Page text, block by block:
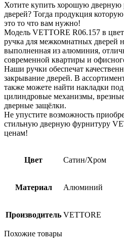
Хотите купить хорошую
дверей? Тогда продукция
это то что вам нужно!
Модель VЕTTORE R06.157 в
ручка для межкомнатных дверей
выполненная из алюминия,
современной квартиры и
Наши ручки обеспечат
закрывание дверей. В
также можете найти накладки
цилиндровые механизмы,
дверные защёлки.
Не упустите возможность
стильную дверную фурнитуру
ценам!
Цвет Сатин/Хром
Материал Алюминий
Производитель VETTORE
Похожие товары